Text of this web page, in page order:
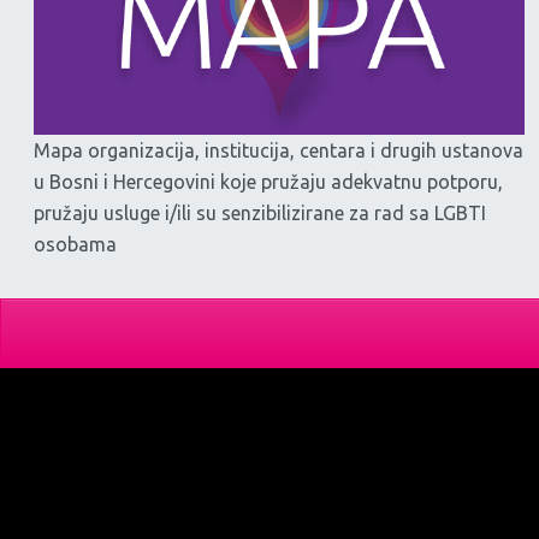
Mapa organizacija, institucija, centara i drugih ustanova
u Bosni i Hercegovini koje pružaju adekvatnu potporu,
pružaju usluge i/ili su senzibilizirane za rad sa LGBTI
osobama